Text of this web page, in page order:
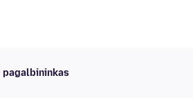
pagalbininkas